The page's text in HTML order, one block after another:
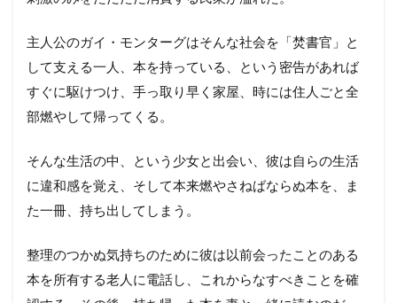
主人公のガイ・モンターグはそんな社会を「焚書官」と
して支える一人、本を持っている、という密告があれば
すぐに駆けつけ、手っ取り早く家屋、時には住人ごと全
部燃やして帰ってくる。
そんな生活の中、という少女と出会い、彼は自らの生活
に違和感を覚え、そして本来燃やさねばならぬ本を、ま
た一冊、持ち出してしまう。
整理のつかぬ気持ちのために彼は以前会ったことのある
本を所有する老人に電話し、これからなすべきことを確